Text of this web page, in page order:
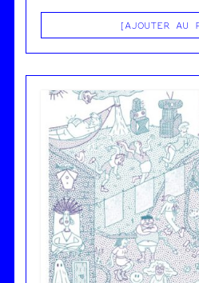
AJOUTER AU